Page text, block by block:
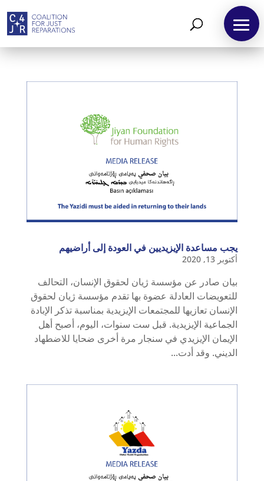
يجب مساعدة الإيزيديين في العودة إلى أراضيهم
أكتوبر 13, 2020
بيان صادر عن مؤسسة ژيان لحقوق الإنسان، التحالف
للتعويضات العادلة عضوة بها تقدم مؤسسة ژيان لحقوق
الإنسان تعازيها للمجتمعات الإيزيدية بمناسبة تذكر الإبادة
الجماعية الإيزيدية. قبل ست سنوات، اليوم، أصبح أهل
الإيمان الإيزيدي في سنجار مرة أخرى ضحايا للاضطهاد
الديني. وقد أدت...